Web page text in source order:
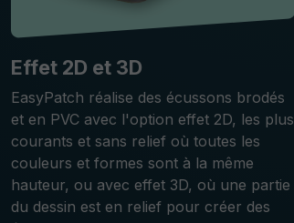
Effet 2D et 3D
EasyPatch réalise des écussons brodés
et en PVC avec l'option effet 2D, les plus
courants et sans relief où toutes les
couleurs et formes sont à la même
hauteur, ou avec effet 3D, où une partie
du dessin est en relief pour créer des